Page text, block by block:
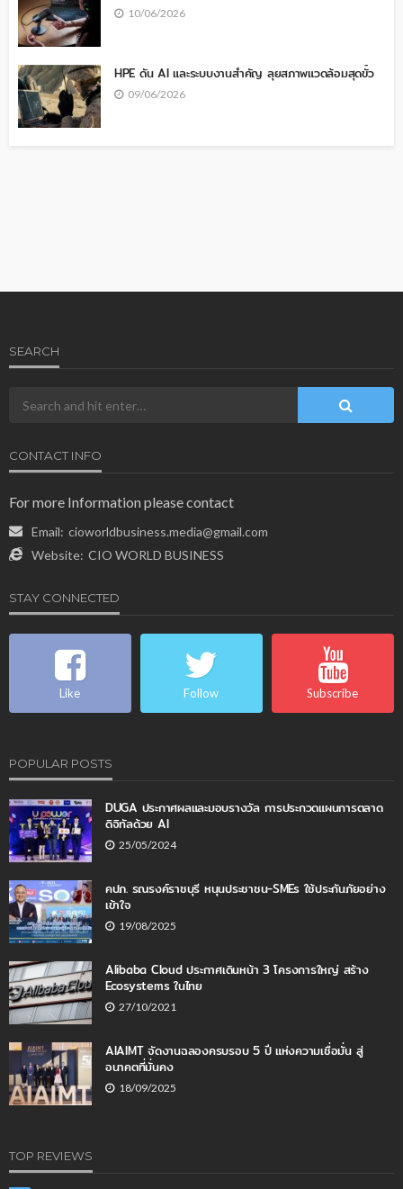
10/06/2026
HPE ดัน AI และระบบงานสำคัญ ลุยสภาพแวดล้อมสุดขั้ว
09/06/2026
SEARCH
CONTACT INFO
For more Information please contact
Email: cioworldbusiness.media@gmail.com
Website: CIO WORLD BUSINESS
STAY CONNECTED
Like Follow Subscribe
POPULAR POSTS
DUGA ประกาศผลและมอบรางวัล การประกวดแผนการตลาด
ดิจิทัลด้วย AI
25/05/2024
คปภ. รณรงค์ราชบุรี หนุนประชาชน-SMEs ใช้ประกันภัยอย่าง
เข้าใจ
19/08/2025
Alibaba Cloud ประกาศเดินหน้า 3 โครงการใหญ่ สร้าง
Ecosystems ในไทย
27/10/2021
AIAIMT จัดงานฉลองครบรอบ 5 ปี แห่งความเชื่อมั่น สู่
อนาคตที่มั่นคง
18/09/2025
TOP REVIEWS